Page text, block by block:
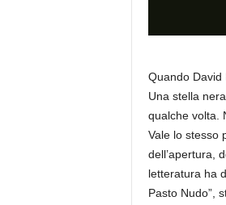
Quando David
Una stella
qualche volta.
Vale lo stesso
dell’apertura,
letteratura ha
Pasto Nudo”,